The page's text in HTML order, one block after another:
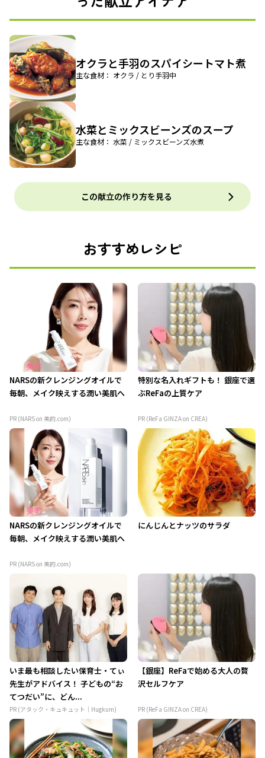
オクラと手羽のスパイシートマト煮
主な食材： オクラ / とり手羽中
水菜とミックスビーンズのスープ
主な食材： 水菜 / ミックスビーンズ水煮
この献立の作り方を見る
おすすめレシピ
NARSの新クレンジングオイルで
毎朝、メイク映えする潤い美肌へ
PR (NARS on 美的.com)
特別な名入れギフトも！ 銀座で選
ぶReFaの上質ケア
PR (ReFa GINZA on CREA)
NARSの新クレンジングオイルで
毎朝、メイク映えする潤い美肌へ
PR (NARS on 美的.com)
にんじんとナッツのサラダ
いま最も相談したい保育士・てぃ
先生がアドバイス！ 子どもの“お
てつだい”に、どん...
PR (アタック・キュキュット｜Hugkum)
【銀座】ReFaで始める大人の贅
沢セルフケア
PR (ReFa GINZA on CREA)